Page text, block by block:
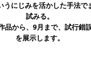
うにじみを活かした手法で
試みる。
品から、9月まで、試行錯
を展示します。